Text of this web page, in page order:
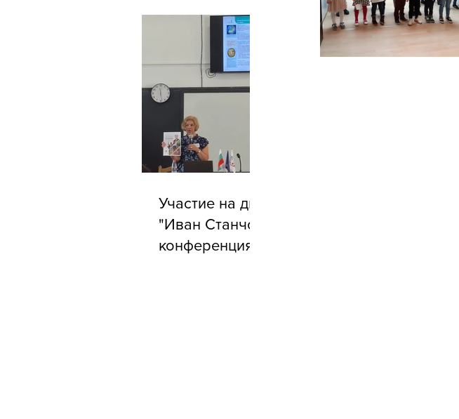
Участие на директора на БУ
"Иван Станчов" в годишната
конференция на АБУЧ